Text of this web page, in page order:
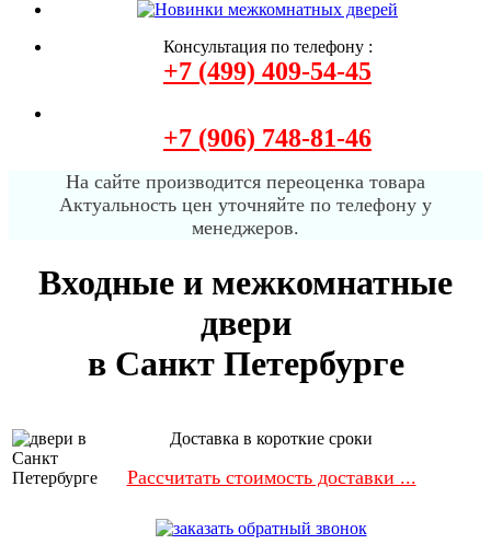
Консультация по телефону :
+7 (499) 409-54-45
+7 (906) 748-81-46
На сайте производится переоценка товара
Актуальность цен уточняйте по телефону у
менеджеров.
Входные и межкомнатные
двери
в Санкт Петербурге
Доставка в короткие сроки
Рассчитать стоимость доставки ...